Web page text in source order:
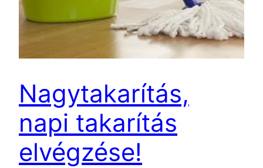
Nagytakarítás,
napi takarítás
elvégzése!